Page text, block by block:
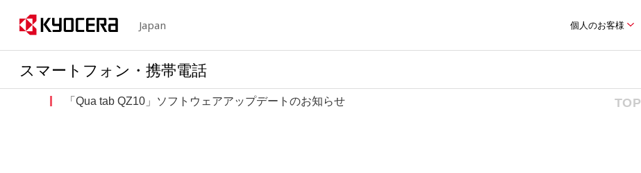
Japan 個人のお客様
スマートフォン・携帯電話
TOP
「Qua tab QZ10」ソフトウェアアップデートのお知らせ